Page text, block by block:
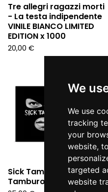
We
We use
tracking
your
website,
targeted
website
Tre allegri ragazzi morti
- La testa indipendente
VINILE BIANCO LIMITED
EDITION x 1000
20,00 €
Sick Tamburo - Sick
Tamburo (LP)